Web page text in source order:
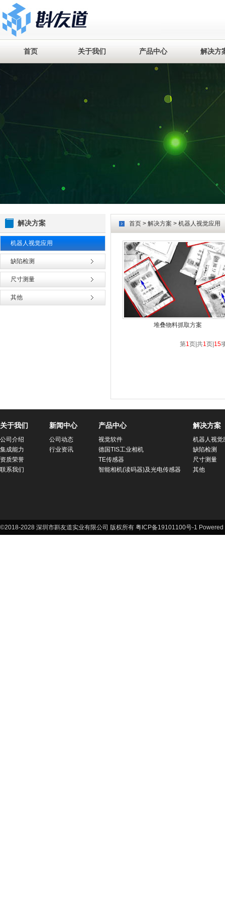
首页 关于我们 产品中心 解决方
解决方案
机器人视觉应用
缺陷检测
尺寸测量
其他
首页 > 解决方案 > 机器人视觉应用
堆叠物料抓取方案
第1页|共1页| 15
关于我们
公司介绍
集成能力
资质荣誉
联系我们
新闻中心
公司动态
行业资讯
产品中心
视觉软件
德国TIS工业相机
TE传感器
智能相机(读码器)及光电传感器
解决方案
机器人视觉
缺陷检测
尺寸测量
其他
©2018-2028 深圳市斟友道实业有限公司 版权所有 粤ICP备19101100号-1